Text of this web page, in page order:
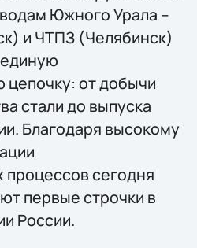
Южного Урала –
и ЧТПЗ (Челябинск)
цепочку: от добычи
стали до выпуска
Благодаря высокому
сегодня
первые строчки в
России.